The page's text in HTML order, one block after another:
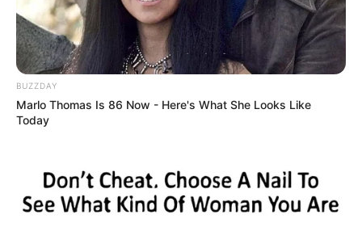
BUZZDAY
Marlo Thomas Is 86 Now - Here's What She Looks Like
Today